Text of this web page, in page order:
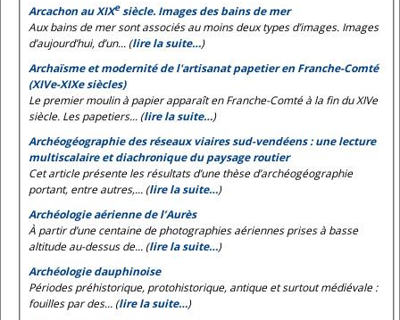
Arcachon au XIXesiècle. Images des bains de mer
Aux bains de mer sont associés au moins deux types d’images. Images
d’aujourd’hui, d’un... (lire la suite…)
Archaïsme et modernité de l'artisanat papetier en Franche-Comté
(XIVe-XIXe siècles)
Le premier moulin à papier apparaît en Franche-Comté à la fin du XIVe
siècle. Les papetiers... (lire la suite…)
Archéogéographie des réseaux viaires sud-vendéens : une lecture
multiscalaire et diachronique du paysage routier
Cet article présente les résultats d’une thèse d’archéogéographie
portant, entre autres,... (lire la suite…)
Archéologie aérienne de l’Aurès
À partir d’une centaine de photographies aériennes prises à basse
altitude au-dessus de... (lire la suite…)
Archéologie dauphinoise
Périodes préhistorique, protohistorique, antique et surtout médiévale :
fouilles par des... (lire la suite…)